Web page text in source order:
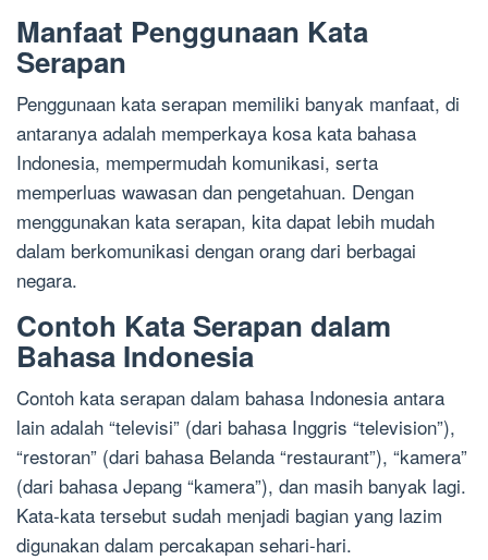
Manfaat Penggunaan Kata
Serapan
Penggunaan kata serapan memiliki banyak manfaat, di
antaranya adalah memperkaya kosa kata bahasa
Indonesia, mempermudah komunikasi, serta
memperluas wawasan dan pengetahuan. Dengan
menggunakan kata serapan, kita dapat lebih mudah
dalam berkomunikasi dengan orang dari berbagai
negara.
Contoh Kata Serapan dalam
Bahasa Indonesia
Contoh kata serapan dalam bahasa Indonesia antara
lain adalah “televisi” (dari bahasa Inggris “television”),
“restoran” (dari bahasa Belanda “restaurant”), “kamera”
(dari bahasa Jepang “kamera”), dan masih banyak lagi.
Kata-kata tersebut sudah menjadi bagian yang lazim
digunakan dalam percakapan sehari-hari.